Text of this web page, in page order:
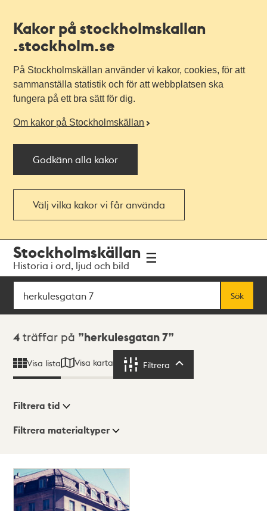
Kakor på stockholmskallan
.stockholm.se
På Stockholmskällan använder vi kakor, cookies, för att
sammanställa statistik och för att webbplatsen ska
fungera på ett bra sätt för dig.
Om kakor på Stockholmskällan
Godkänn alla kakor
Välj vilka kakor vi får använda
navigationen
huvudinnehållet
Stockholmskällan
Historia i ord, ljud och bild
Sök
Sök
Sökresultat
4 träffar på herkulesgatan 7
Visa lista Visa karta Filtrera
Visningsläge
Lista
Karta
Filtrera tid
Filtrera materialtyper
träffar